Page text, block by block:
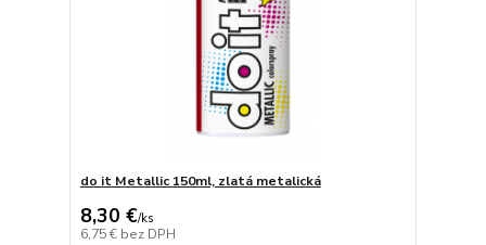
do it Metallic 150ml, zlatá metalická
8,30 €/ks
6,75 € bez DPH